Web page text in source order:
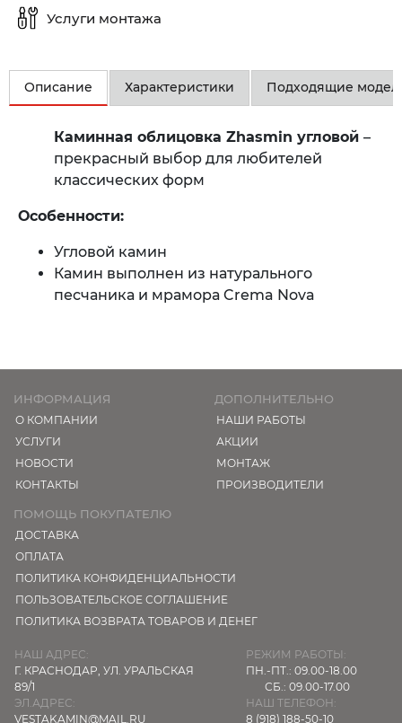
Услуги монтажа
Описание Характеристики Подходящие
Каминная облицовка Zhasmin угловой –
прекрасный выбор для любителей
классических форм
Особенности:
Угловой камин
Камин выполнен из натурального
песчаника и мрамора Crema Nova
ИНФОРМАЦИЯ
О КОМПАНИИ
УСЛУГИ
НОВОСТИ
КОНТАКТЫ
ДОПОЛНИТЕЛЬНО
НАШИ РАБОТЫ
АКЦИИ
МОНТАЖ
ПРОИЗВОДИТЕЛИ
ПОМОЩЬ ПОКУПАТЕЛЮ
ДОСТАВКА
ОПЛАТА
ПОЛИТИКА КОНФИДЕНЦИАЛЬНОСТИ
ПОЛЬЗОВАТЕЛЬСКОЕ СОГЛАШЕНИЕ
ПОЛИТИКА ВОЗВРАТА ТОВАРОВ И ДЕНЕГ
НАШ АДРЕС:
Г. КРАСНОДАР, УЛ. УРАЛЬСКАЯ
89/1
ЭЛ.АДРЕС:
VESTAKAMIN@MAIL.RU
РЕЖИМ РАБОТЫ:
ПН.-ПТ.: 09.00-18.00
СБ.: 09.00-17.00
НАШ ТЕЛЕФОН:
8 (918) 188-50-10